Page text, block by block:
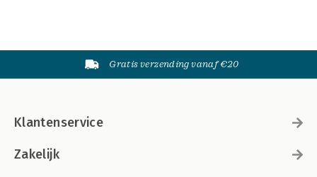
Gratis verzending vanaf €20
Klantenservice
Zakelijk